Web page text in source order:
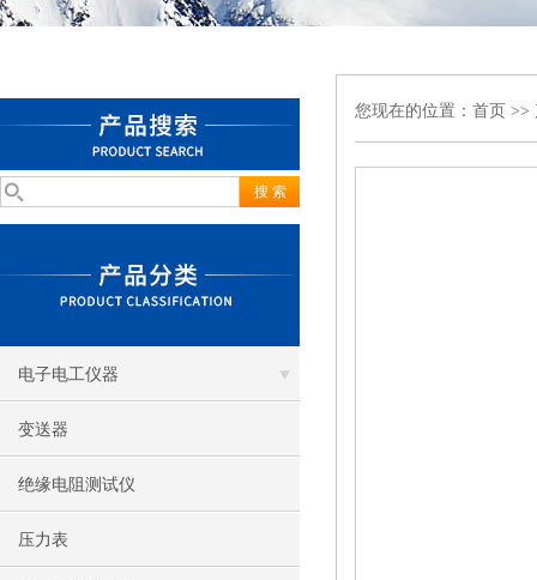
电子电工仪器
变送器
绝缘电阻测试仪
压力表
您现在的位置： 首页 >>